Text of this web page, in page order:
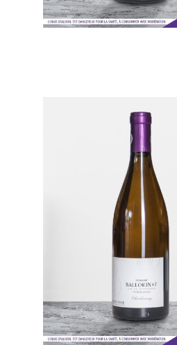
AJOUTER AU PANIER
APERÇU